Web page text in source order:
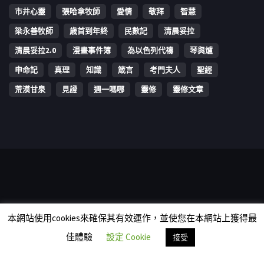
市井心靈
張哈拿牧師 愛情 敬拜
智慧
梁永善牧師
歳首到年終 民數記
清晨妥拉
清晨妥拉2.0
漫畫事件簿 為以色列代禱
琴與爐
申命記
真理 知識 箴言 考門夫人
聖經
荒漠甘泉
見證 週一嗎哪 靈修 靈修文章
rights reserved.
本網站使用cookies來確保其有效運作，並使您在本網站上獲得最
佳體驗
設定 Cookie 接受